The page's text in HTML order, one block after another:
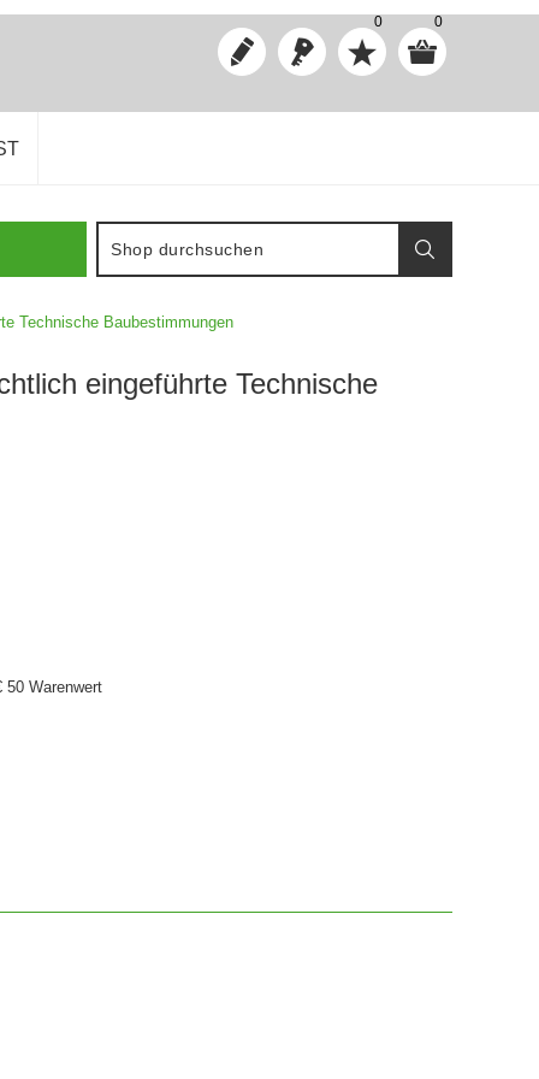
0 0
Technische Baubestimmungen
eingeführte Technische
50 Warenwert